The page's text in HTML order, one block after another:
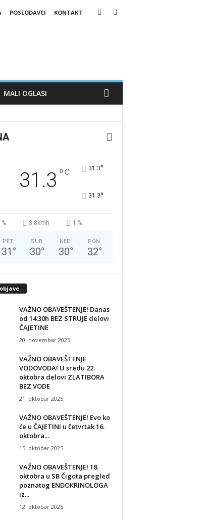
POSLODAVCI
KONTAKT
MALI OGLASI
31.3 °C 31.3°
31.3°
3.8kmh 1 %
PET
31 °
SUB
30°
NED
30°
PON
32°
VAŽNO OBAVEŠTENJE! Danas
od 14:30h BEZ STRUJE delovi
ČAJETINE
20. novembar 2025.
VAŽNO OBAVEŠTENJE
VODOVODA! U sredu 22.
oktobra delovi ZLATIBORA
BEZ VODE
21. oktobar 2025.
VAŽNO OBAVEŠTENJE! Evo ko
će u ČAJETINI u četvrtak 16.
oktobra...
15. oktobar 2025.
VAŽNO OBAVEŠTENJE! 18.
oktobra u SB Čigota pregled
poznatog ENDOKRINOLOGA
iz...
12. oktobar 2025.